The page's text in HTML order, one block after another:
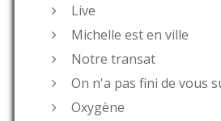
Live
Michelle est en ville
Notre transat
On n'a pas fini de vous
Oxygène